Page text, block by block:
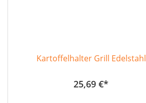
Kartoffelhalter Grill Edelstahl
25,69 €